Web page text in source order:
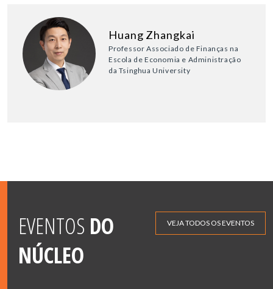
Huang Zhangkai
Professor Associado de Finanças na
Escola de Economia e Administração
da Tsinghua University
EVENTOS DO
NÚCLEO
VEJA TODOS OS EVENTOS